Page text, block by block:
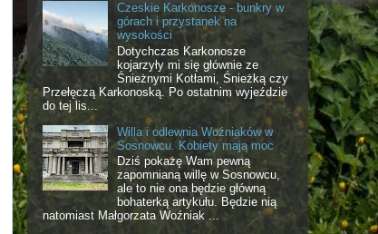
Czeskie Karkonosze - bunkry w
górach i przystanek na
wysokości
Dotychczas Karkonosze
kojarzyły mi się głównie ze
Śnieżnymi Kotłami, Śnieżką czy
Przełęczą Karkonoską. Po ostatnim wyjeździe
do tej lis...
Willa i odlewnia Woźniaków w
Sosnowcu. Kobiety mają moc
Dziś pokażę Wam pewną
zapomnianą willę w Sosnowcu,
ale to nie ona będzie główną
bohaterką artykułu. Będzie nią
natomiast Małgorzata Woźniak ...